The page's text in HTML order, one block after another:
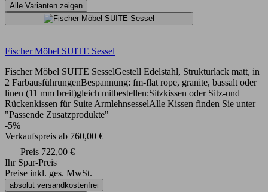
Alle Varianten zeigen
Fischer Möbel SUITE Sessel
Fischer Möbel SUITE SesselGestell Edelstahl, Strukturlack matt, in
2 FarbausführungenBespannung: fm-flat rope, granite, bassalt oder
linen (11 mm breit)gleich mitbestellen:Sitzkissen oder Sitz-und
Rückenkissen für Suite ArmlehnsesselAlle Kissen finden Sie unter
"Passende Zusatzprodukte"
-5%
Verkaufspreis ab 760,00 €
Preis 722,00 €
Ihr Spar-Preis
Preise inkl. ges. MwSt.
absolut versandkostenfrei